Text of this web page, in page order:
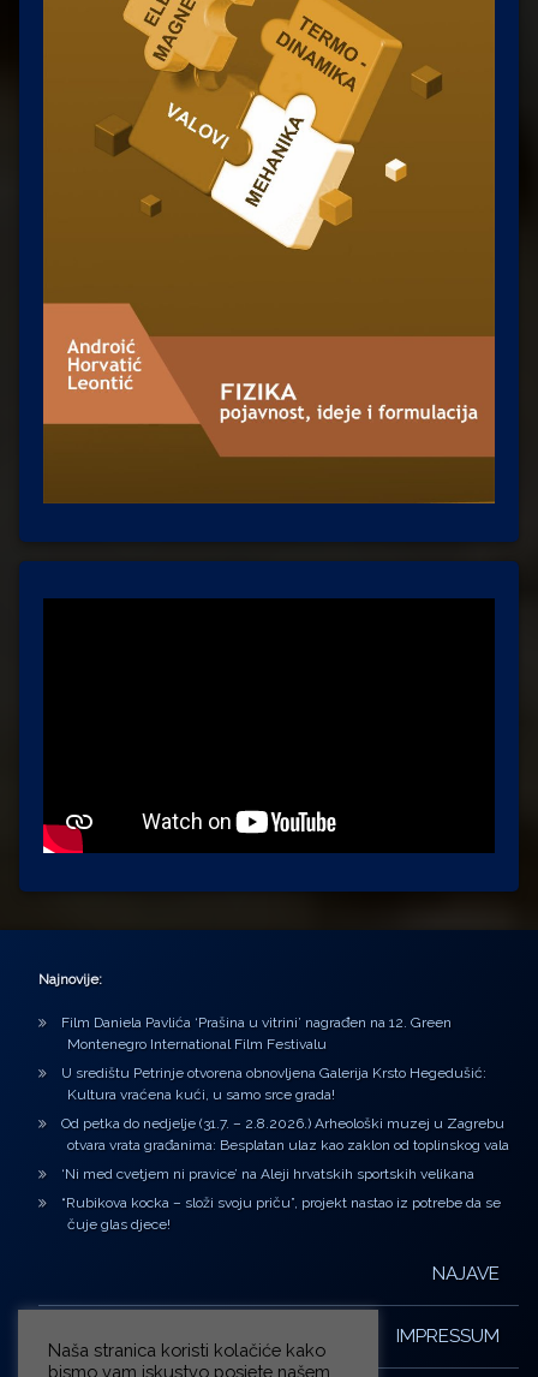
Najnovije:
Film Daniela Pavlića ‘Prašina u vitrini’ nagrađen na 12. Green
Montenegro International Film Festivalu
U središtu Petrinje otvorena obnovljena Galerija Krsto Hegedušić:
Kultura vraćena kući, u samo srce grada!
Od petka do nedjelje (31.7. – 2.8.2026.) Arheološki muzej u Zagrebu
otvara vrata građanima: Besplatan ulaz kao zaklon od toplinskog vala
‘Ni med cvetjem ni pravice’ na Aleji hrvatskih sportskih velikana
“Rubikova kocka – složi svoju priču”, projekt nastao iz potrebe da se
čuje glas djece!
NAJAVE
IMPRESSUM
Naša stranica koristi kolačiće kako
bismo vam iskustvo posjete našem